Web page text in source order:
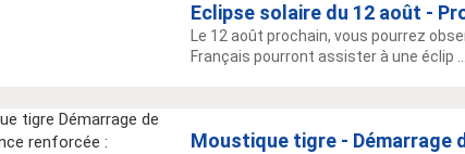
Eclipse solaire du 12 août -
Le 12 août prochain, vous pourrez
Français pourront assister à une éclip ...
Moustique tigre - Démarrage